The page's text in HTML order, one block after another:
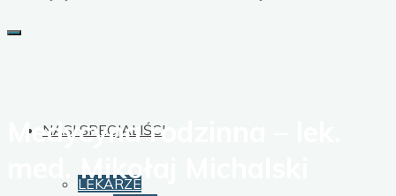
NASI SPECJALIŚCI
LEKARZE
Medycyna rodzinna – lek.
med. Mikołaj Michalski